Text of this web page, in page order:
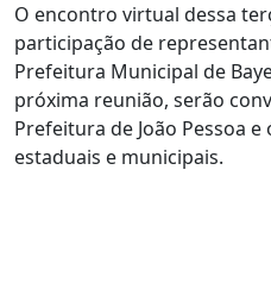
O encontro virtual dessa
participação de
Prefeitura Municipal de
próxima reunião, serão
Prefeitura de João Pessoa
estaduais e municipais.